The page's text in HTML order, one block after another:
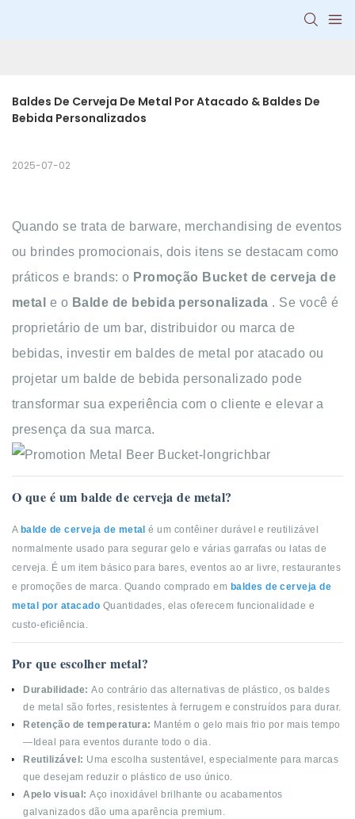
Baldes De Cerveja De Metal Por Atacado & Baldes De
Bebida Personalizados
2025-07-02
Quando se trata de barware, merchandising de eventos
ou brindes promocionais, dois itens se destacam como
práticos e brands: o Promoção Bucket de cerveja de
metal e o Balde de bebida personalizada . Se você é
proprietário de um bar, distribuidor ou marca de
bebidas, investir em baldes de metal por atacado ou
projetar um balde de bebida personalizado pode
transformar sua experiência com o cliente e elevar a
presença da sua marca.
O que é um balde de cerveja de metal?
A balde de cerveja de metalé um contêiner durável e reutilizável
normalmente usado para segurar gelo e várias garrafas ou latas de
cerveja. É um item básico para bares, eventos ao ar livre, restaurantes
e promoções de marca. Quando comprado em baldes de cerveja de
metal por atacado Quantidades, elas oferecem funcionalidade e
custo-eficiência.
Por que escolher metal?
Durabilidade:Ao contrário das alternativas de plástico, os baldes
de metal são fortes, resistentes à ferrugem e construídos para durar.
Retenção de temperatura: Mantém o gelo mais frio por mais tempo
—Ideal para eventos durante todo o dia.
Reutilizável: Uma escolha sustentável, especialmente para marcas
que desejam reduzir o plástico de uso único.
Apelo visual:Aço inoxidável brilhante ou acabamentos
galvanizados dão uma aparência premium.